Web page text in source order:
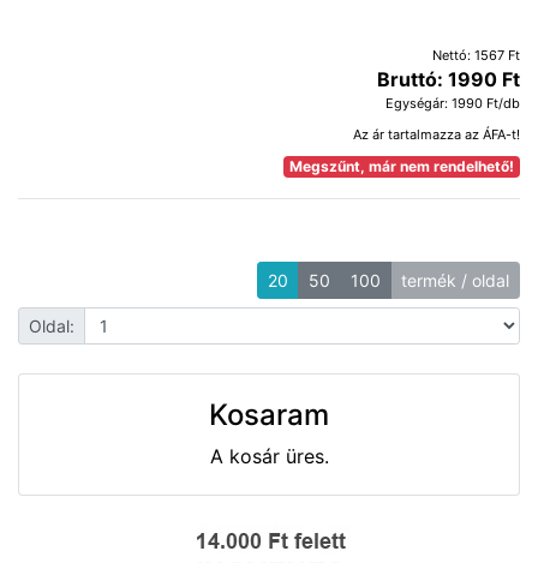
Nettó: 1567 Ft
Bruttó: 1990 Ft
Egységár: 1990 Ft/db
Az ár tartalmazza az ÁFA-t!
Megszűnt, már nem rendelhető!
20 50 100 termék / oldal
Oldal:
Kosaram
A kosár üres.